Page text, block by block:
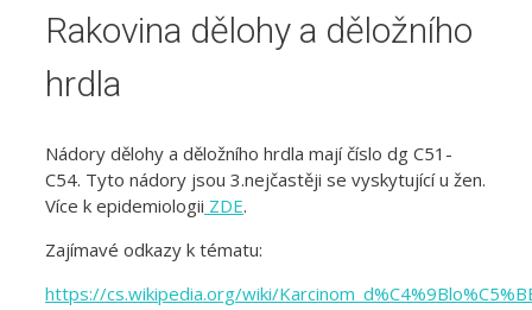
Rakovina dělohy a děložního
hrdla
Nádory dělohy a děložního hrdla mají číslo dg C51-
C54. Tyto nádory jsou 3.nejčastěji se vyskytující u žen.
Více k epidemiologii ZDE.
Zajímavé odkazy k tématu:
https://cs.wikipedia.org/wiki/